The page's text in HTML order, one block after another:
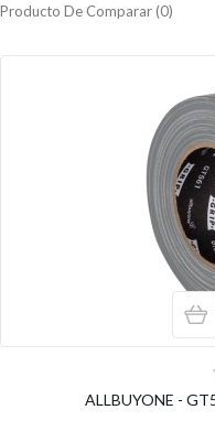
Producto De Comparar (0)
ALLBUYONE -